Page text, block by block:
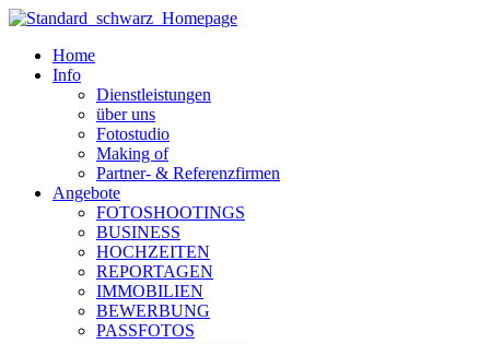
Zum
wechselnHome
Info
Dienstleistungen
über uns
Fotostudio
Making of
Partner- & Referenzfirmen
Angebote
FOTOSHOOTINGS
BUSINESS
HOCHZEITEN
REPORTAGEN
IMMOBILIEN
BEWERBUNG
PASSFOTOS